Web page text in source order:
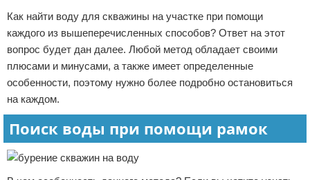
Как найти воду для скважины на участке при помощи
каждого из вышеперечисленных способов? Ответ на этот
вопрос будет дан далее. Любой метод обладает своими
плюсами и минусами, а также имеет определенные
особенности, поэтому нужно более подробно остановиться
на каждом.
Поиск воды при помощи рамок